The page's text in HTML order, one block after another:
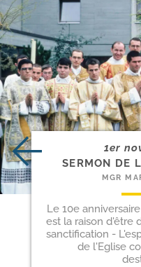
1er
SERMON DE
MGR
Le 10e
est la raison d'être
sanctification -
de l'Eglise